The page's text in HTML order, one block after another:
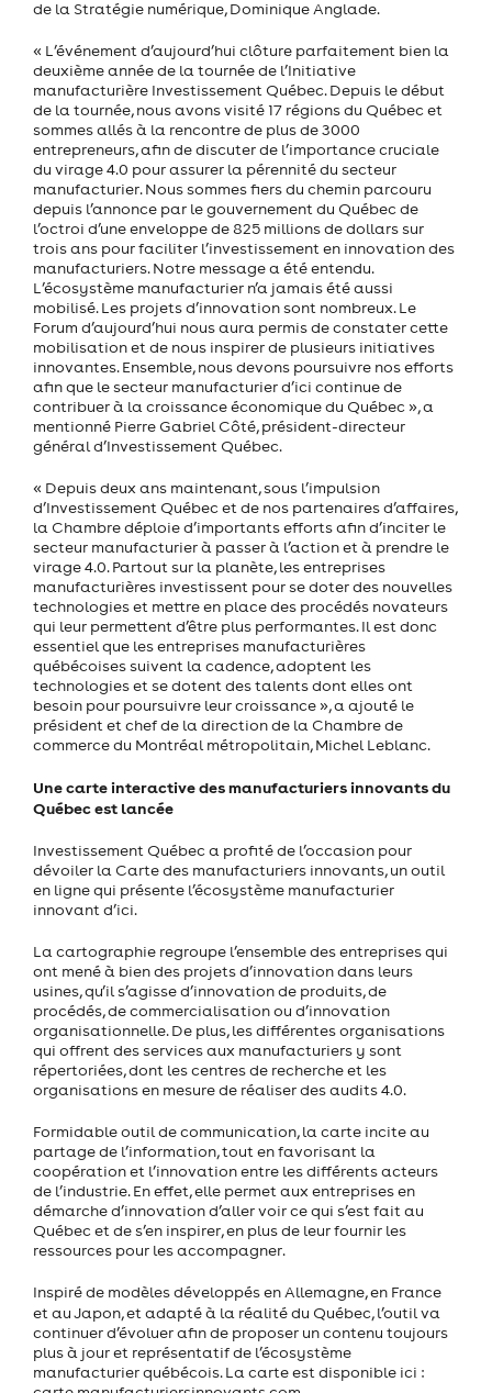
de la Stratégie numérique, Dominique Anglade.
« L’événement d’aujourd’hui clôture parfaitement bien la
deuxième année de la tournée de l’Initiative
manufacturière Investissement Québec. Depuis le début
de la tournée, nous avons visité 17 régions du Québec et
sommes allés à la rencontre de plus de 3000
entrepreneurs, afin de discuter de l’importance cruciale
du virage 4.0 pour assurer la pérennité du secteur
manufacturier. Nous sommes fiers du chemin parcouru
depuis l’annonce par le gouvernement du Québec de
l’octroi d’une enveloppe de 825 millions de dollars sur
trois ans pour faciliter l’investissement en innovation des
manufacturiers. Notre message a été entendu.
L’écosystème manufacturier n’a jamais été aussi
mobilisé. Les projets d’innovation sont nombreux. Le
Forum d’aujourd’hui nous aura permis de constater cette
mobilisation et de nous inspirer de plusieurs initiatives
innovantes. Ensemble, nous devons poursuivre nos efforts
afin que le secteur manufacturier d’ici continue de
contribuer à la croissance économique du Québec », a
mentionné Pierre Gabriel Côté, président-directeur
général d’Investissement Québec.
« Depuis deux ans maintenant, sous l’impulsion
d’Investissement Québec et de nos partenaires d’affaires,
la Chambre déploie d’importants efforts afin d’inciter le
secteur manufacturier à passer à l’action et à prendre le
virage 4.0. Partout sur la planète, les entreprises
manufacturières investissent pour se doter des nouvelles
technologies et mettre en place des procédés novateurs
qui leur permettent d’être plus performantes. Il est donc
essentiel que les entreprises manufacturières
québécoises suivent la cadence, adoptent les
technologies et se dotent des talents dont elles ont
besoin pour poursuivre leur croissance », a ajouté le
président et chef de la direction de la Chambre de
commerce du Montréal métropolitain, Michel Leblanc.
Une carte interactive des manufacturiers innovants du
Québec est lancée
Investissement Québec a profité de l’occasion pour
dévoiler la Carte des manufacturiers innovants, un outil
en ligne qui présente l’écosystème manufacturier
innovant d’ici.
La cartographie regroupe l’ensemble des entreprises qui
ont mené à bien des projets d’innovation dans leurs
usines, qu’il s’agisse d’innovation de produits, de
procédés, de commercialisation ou d’innovation
organisationnelle. De plus, les différentes organisations
qui offrent des services aux manufacturiers y sont
répertoriées, dont les centres de recherche et les
organisations en mesure de réaliser des audits 4.0.
Formidable outil de communication, la carte incite au
partage de l’information, tout en favorisant la
coopération et l’innovation entre les différents acteurs
de l’industrie. En effet, elle permet aux entreprises en
démarche d’innovation d’aller voir ce qui s’est fait au
Québec et de s’en inspirer, en plus de leur fournir les
ressources pour les accompagner.
Inspiré de modèles développés en Allemagne, en France
et au Japon, et adapté à la réalitédu Québec, l’outil va
continuer d’évoluer afin de proposer un contenu toujours
plus à jour et représentatif de l’écosystème
manufacturier québécois. La carte est disponible ici :